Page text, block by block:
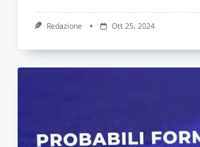
Redazione Ott 25, 2024